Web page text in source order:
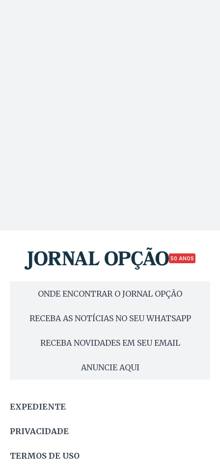
50 ANOS
ONDE ENCONTRAR O JORNAL OPÇÃO
RECEBA AS NOTÍCIAS NO SEU WHATSAPP
RECEBA NOVIDADES EM SEU EMAIL
ANUNCIE AQUI
EXPEDIENTE
PRIVACIDADE
TERMOS DE USO